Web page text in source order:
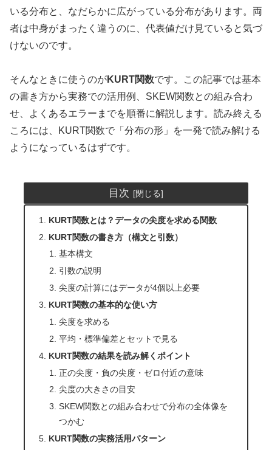
いる分布と、なだらかに広がっている分布があります。両
者は中身がまったく違うのに、代表値だけ見ていると気づ
けないのです。
そんなときに使うのがKURT関数です。この記事では基本
の書き方から実務での活用例、SKEW関数との組み合わ
せ、よくあるエラーまでを順番に解説します。読み終える
ころには、KURT関数で「分布の形」を一発で読み解ける
ようになっているはずです。
目次
KURT関数とは？データの尖度を求める関数
KURT関数の書き方（構文と引数）
基本構文
引数の説明
尖度の計算にはデータが4個以上必要
KURT関数の基本的な使い方
尖度を求める
平均・標準偏差とセットで見る
KURT関数の結果を読み解くポイント
正の尖度・負の尖度・ゼロ付近の意味
尖度の大きさの目安
SKEW関数との組み合わせで分布の全体像を
つかむ
KURT関数の実務活用パターン